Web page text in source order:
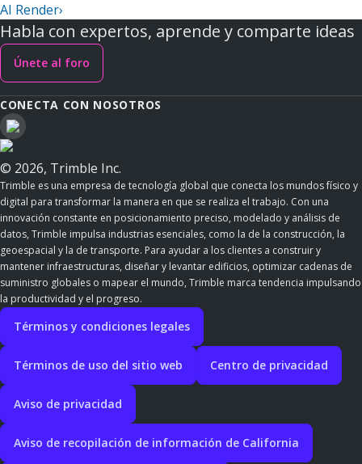
AI Render›
Habla con expertos, aprende y comparte ideas
Únete al foro
CONECTA CON NOSOTROS
© 2026, Trimble Inc.
Trimble es una empresa de tecnología global que conecta los mundos físico y
digital para transformar la manera en que se realiza el trabajo. Con una
innovación constante en posicionamiento preciso, modelado y análisis de
datos, Trimble impulsa industrias esenciales, como la de la construcción, la
geoespacial y la de transporte. Para ayudar a los clientes a construir y
mantener infraestructuras, diseñar y levantar edificios, optimizar cadenas de
suministro globales o mapear el mundo, Trimble marca tendencia impulsando
la productividad y el progreso.
Términos y condiciones legales
Términos de uso del sitio web Centro de privacidad
Aviso de privacidad
Aviso de recopilación de información de California